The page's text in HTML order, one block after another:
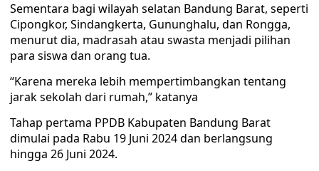
Sementara bagi wilayah selatan Bandung Barat, seperti
Cipongkor, Sindangkerta, Gununghalu, dan Rongga,
menurut dia, madrasah atau swasta menjadi pilihan
para siswa dan orang tua.
“Karena mereka lebih mempertimbangkan tentang
jarak sekolah dari rumah,” katanya
Tahap pertama PPDB Kabupaten Bandung Barat
dimulai pada Rabu 19 Juni 2024 dan berlangsung
hingga 26 Juni 2024.